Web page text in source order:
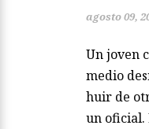
agosto 09,
Un joven
medio
huir de
un oficial.